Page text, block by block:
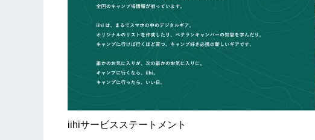
iihiサービスステートメント